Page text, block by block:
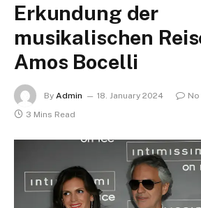
Erkundung der
musikalischen
Amos Bocelli
By Admin 18. January 2024
3 Mins Read